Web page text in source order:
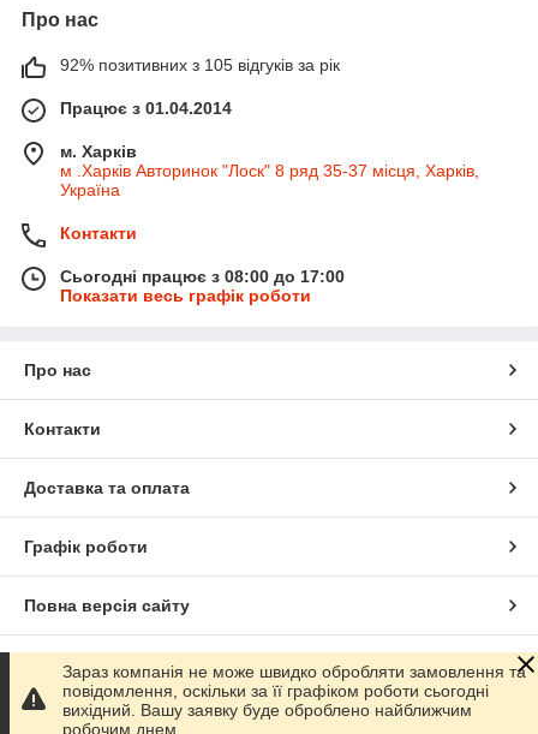
Про нас
92% позитивних з 105 відгуків за рік
Працює з 01.04.2014
м. Харків
м .Харків Авторинок "Лоск" 8 ряд 35-37 місця, Харків,
Україна
Контакти
Сьогодні працює з 08:00 до 17:00
Показати весь графік роботи
Про нас
Контакти
Доставка та оплата
Графік роботи
Повна версія сайту
Сайт створено на маркетплейсі Prom.ua
Політика конфіденційності
Зараз компанія не може швидко обробляти замовлення та
повідомлення, оскільки за її графіком роботи сьогодні
вихідний. Вашу заявку буде оброблено найближчим
робочим днем.